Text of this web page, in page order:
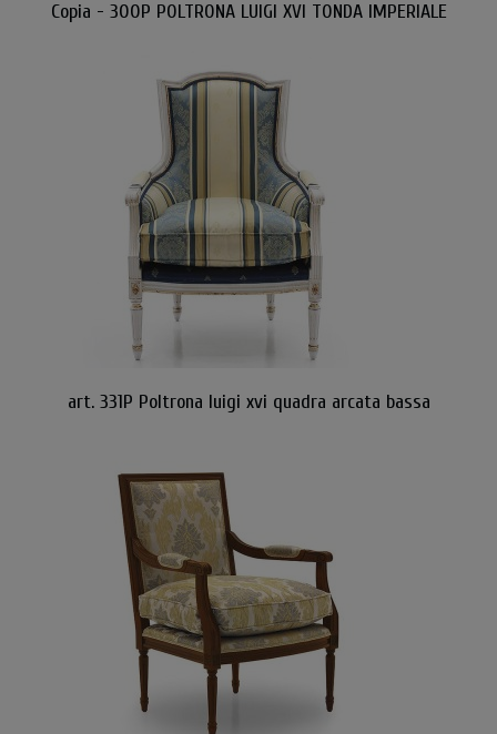
Copia - 300P POLTRONA LUIGI XVI TONDA IMPERIALE
art. 331P Poltrona luigi xvi quadra arcata bassa